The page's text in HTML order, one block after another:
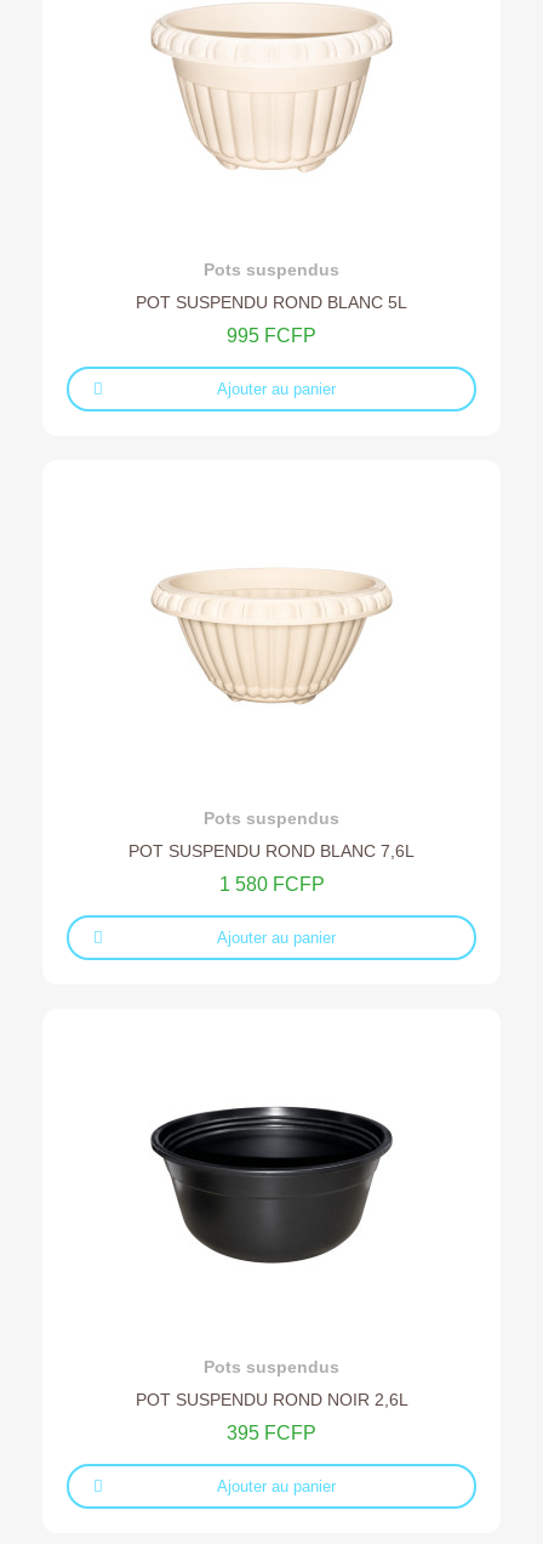
Ajouter au devis
Pots suspendus
POT SUSPENDU ROND BLANC 5L
995 FCFP
Ajouter au panier
Ajouter au devis
Pots suspendus
POT SUSPENDU ROND BLANC 7,6L
1 580 FCFP
Ajouter au panier
Ajouter au devis
Pots suspendus
POT SUSPENDU ROND NOIR 2,6L
395 FCFP
Ajouter au panier